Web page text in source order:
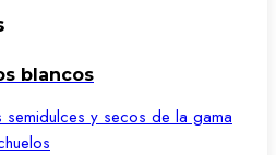
blancos
semidulces y secos de la gama